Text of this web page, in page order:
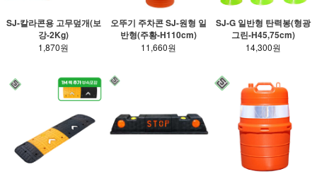
SJ-칼라콘용 고무덮개(보
강-2Kg)
1,870원
오뚜기 주차콘 SJ-원형 일
반형(주황-H110cm)
11,660원
SJ-G 일반형 탄력봉(형광
그린-H45,75cm)
14,300원